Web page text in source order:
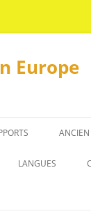
Europe
ANCIEN
LANGUES